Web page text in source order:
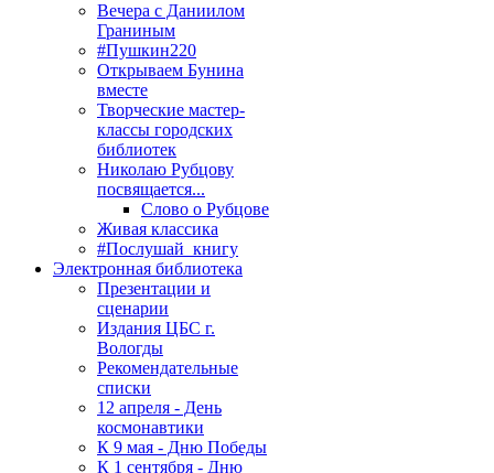
Вечера с Даниилом
Граниным
#Пушкин220
Открываем Бунина
вместе
Творческие мастер-
классы городских
библиотек
Николаю Рубцову
посвящается...
Слово о Рубцове
Живая классика
#Послушай_книгу
Электронная библиотека
Презентации и
сценарии
Издания ЦБС г.
Вологды
Рекомендательные
списки
12 апреля - День
космонавтики
К 9 мая - Дню Победы
К 1 сентября - Дню